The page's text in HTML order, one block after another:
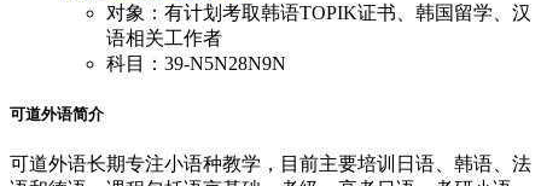
对象：有计划考取韩语TOPIK证书、韩国留学、汉
语相关工作者
科目：39-N5N28N9N
可道外语简介
可道外语长期专注小语种教学，目前主要培训日语、韩语、法